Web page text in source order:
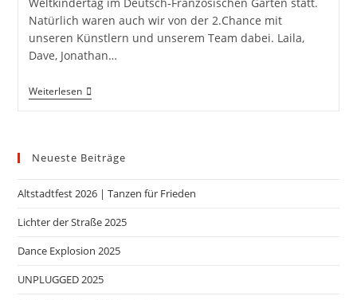
Natürlich waren auch wir von der 2.Chance mit
unseren Künstlern und unserem Team dabei. Laila,
Dave, Jonathan…
Weiterlesen
Neueste Beiträge
Altstadtfest 2026 | Tanzen für Frieden
Lichter der Straße 2025
Dance Explosion 2025
UNPLUGGED 2025